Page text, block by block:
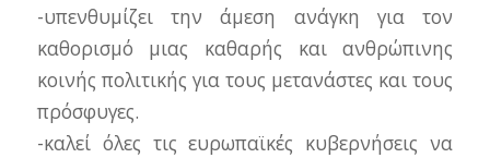
-υπενθυμίζει την άμεση ανάγκη για τον
καθορισμό μιας καθαρής και ανθρώπινης
κοινής πολιτικής για τους μετανάστες και τους
πρόσφυγες.
-καλεί όλες τις ευρωπαϊκές κυβερνήσεις να